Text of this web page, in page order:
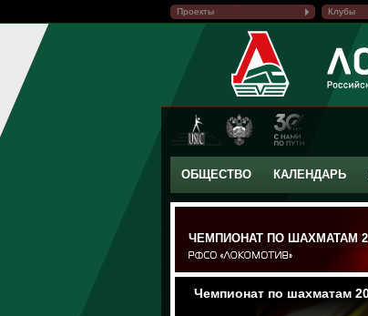
Проекты Клубы
ОБЩЕСТВО КАЛЕНДАРЬ
ЧЕМПИОНАТ ПО ШАХМАТАМ